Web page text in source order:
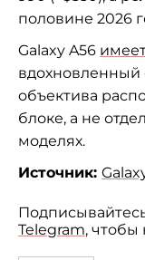
половине 2026
Galaxy A56
вдохновленный
объектива
блоке, а не
моделях.
Источник:
Telegram, чтобы